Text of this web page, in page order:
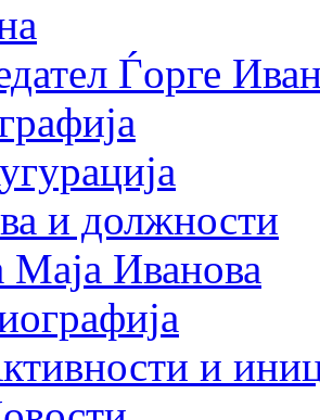
Ѓорге
и должности
Маја Иванова
и